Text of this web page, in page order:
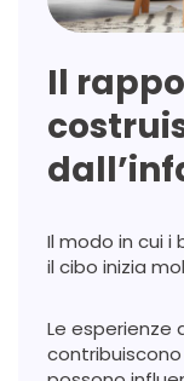
Il
Il modo in cui i
il cibo inizia
Le esperienze